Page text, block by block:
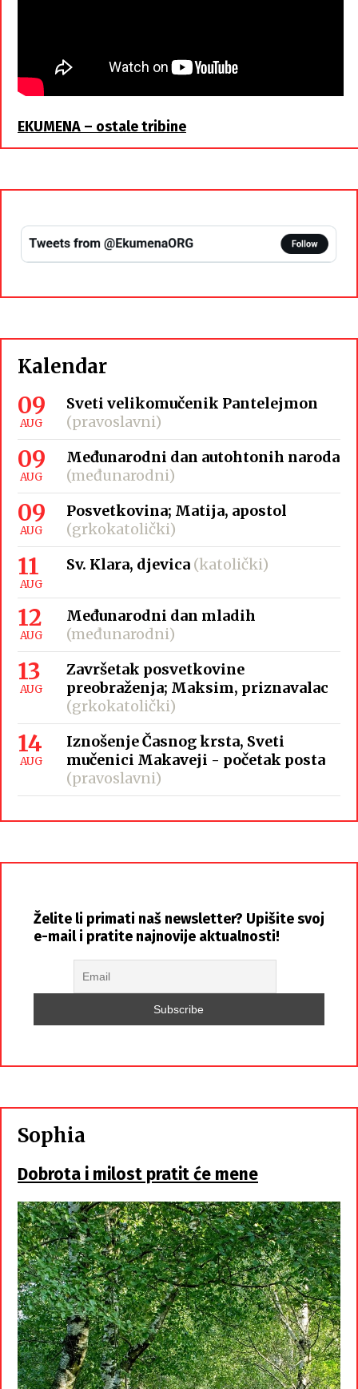
EKUMENA – ostale tribine
Kalendar
09
AUG
Sveti velikomučenik Pantelejmon
(pravoslavni)
09
AUG
Međunarodni dan autohtonih naroda
(međunarodni)
09
AUG
Posvetkovina; Matija, apostol
(grkokatolički)
11
AUG
Sv. Klara, djevica (katolički)
12
AUG
Međunarodni dan mladih
(međunarodni)
13
AUG
Završetak posvetkovine
preobraženja; Maksim, priznavalac
(grkokatolički)
14
AUG
Iznošenje Časnog krsta, Sveti
mučenici Makaveji - početak posta
(pravoslavni)
Želite li primati naš newsletter? Upišite svoj
e-mail i pratite najnovije aktualnosti!
Sophia
Dobrota i milost pratit će mene